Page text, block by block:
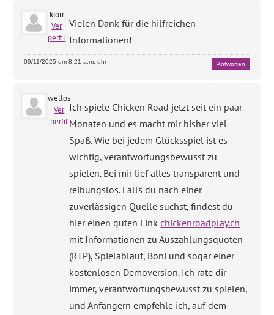
kiorr
Ver
perfil
Vielen Dank für die hilfreichen
Informationen!
09/11/2025 um 8:21 a.m. uhr Antworten
wellos
Ver
perfil
Ich spiele Chicken Road jetzt seit ein paar
Monaten und es macht mir bisher viel
Spaß. Wie bei jedem Glücksspiel ist es
wichtig, verantwortungsbewusst zu
spielen. Bei mir lief alles transparent und
reibungslos. Falls du nach einer
zuverlässigen Quelle suchst, findest du
hier einen guten Linkchickenroadplay.ch
mit Informationen zu Auszahlungsquoten
(RTP), Spielablauf, Boni und sogar einer
kostenlosen Demoversion. Ich rate dir
immer, verantwortungsbewusst zu spielen,
und Anfängern empfehle ich, auf dem